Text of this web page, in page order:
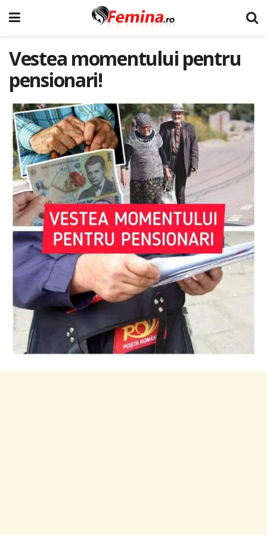
Vestea momentului pentru
pensionari!